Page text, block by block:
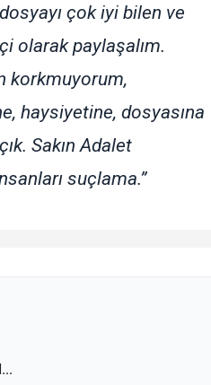
çok iyi bilen ve
olarak paylaşalım.
korkmuyorum,
haysiyetine, dosyasına
Sakın Adalet
suçlama.”